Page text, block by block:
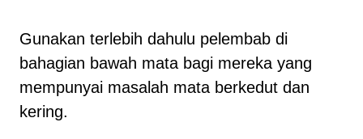
Gunakan terlebih dahulu pelembab di
bahagian bawah mata bagi mereka yang
mempunyai masalah mata berkedut dan
kering.